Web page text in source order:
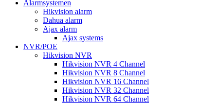
Alarmsystemen
Hikvision alarm
Dahua alarm
Ajax alarm
Ajax systems
NVR/POE
Hikvision NVR
Hikvision NVR 4 Channel
Hikvision NVR 8 Channel
Hikvision NVR 16 Channel
Hikvision NVR 32 Channel
Hikvision NVR 64 Channel